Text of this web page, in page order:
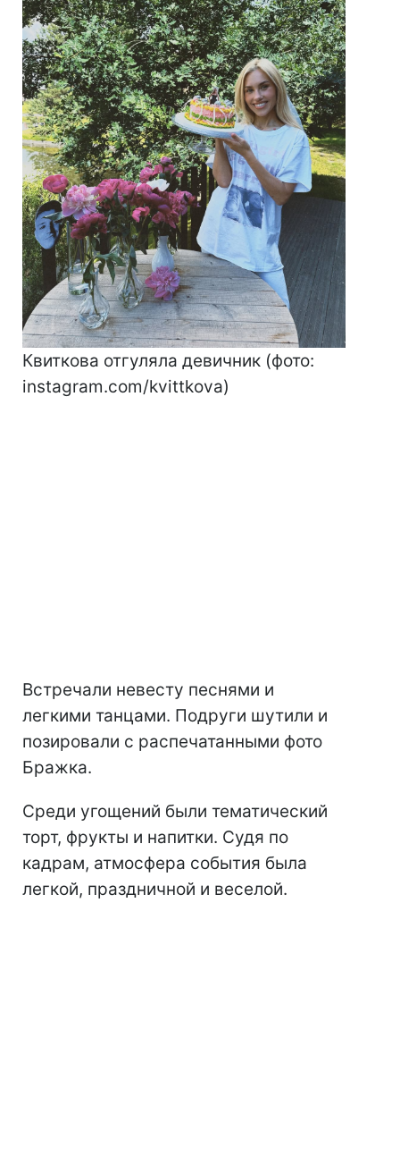
Квиткова отгуляла девичник (фото:
instagram.com/kvittkova)
Встречали невесту песнями и
легкими танцами. Подруги шутили и
позировали с распечатанными фото
Бражка.
Среди угощений были тематический
торт, фрукты и напитки. Судя по
кадрам, атмосфера события была
легкой, праздничной и веселой.